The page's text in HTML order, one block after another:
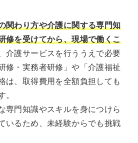
関わり方や介護に関する専門知
修を受けてから、現場で働くこ
介護サービスを行ううえで必要
修・実務者研修」や「介護福祉
は、取得費用を全額負担しても
。
専門知識やスキルを身につけら
いるため、未経験からでも挑戦